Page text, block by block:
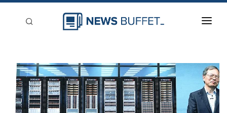
新聞稿分類
登入
刊登